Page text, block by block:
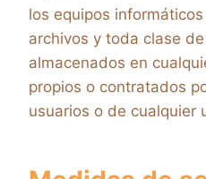
los equipos
archivos y toda clase
almacenados en
propios o contratados
usuarios o de cualquier